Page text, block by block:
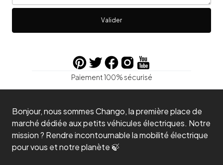
Valider
Paiement 100% sécurisé
Bonjour, nous sommes Chango, la première place de
marché dédiée aux petits véhicules électriques. Notre
mission ? Rendre incontournable la mobilité électrique
pour vous et notre planète 🍃